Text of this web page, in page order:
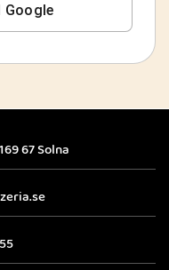
Google
67 Solna